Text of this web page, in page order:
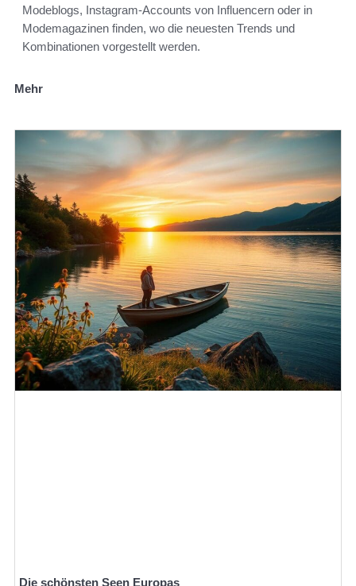
Modeblogs, Instagram-Accounts von Influencern oder in
Modemagazinen finden, wo die neuesten Trends und
Kombinationen vorgestellt werden.
Mehr
Die schönsten Seen Europas